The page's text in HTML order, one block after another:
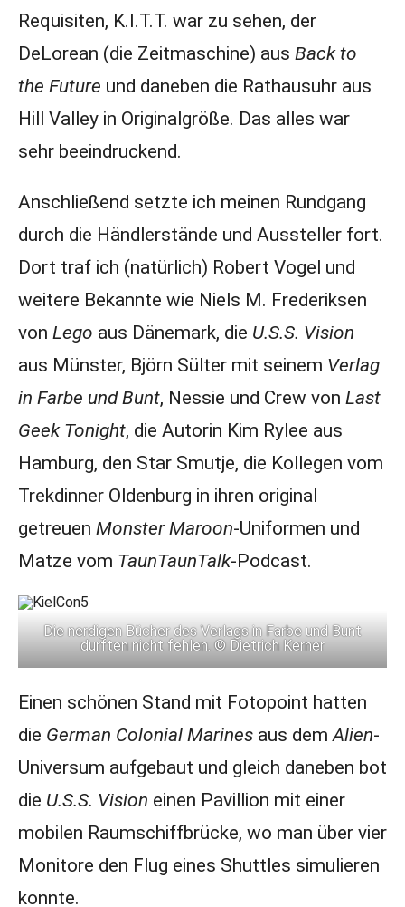
Requisiten, K.I.T.T. war zu sehen, der
DeLorean (die Zeitmaschine) aus Back to
the Future und daneben die Rathausuhr aus
Hill Valley in Originalgröße. Das alles war
sehr beeindruckend.
Anschließend setzte ich meinen Rundgang
durch die Händlerstände und Aussteller fort.
Dort traf ich (natürlich) Robert Vogel und
weitere Bekannte wie Niels M. Frederiksen
von Lego aus Dänemark, die U.S.S. Vision
aus Münster, Björn Sülter mit seinem Verlag
in Farbe und Bunt, Nessie und Crew von Last
Geek Tonight, die Autorin Kim Rylee aus
Hamburg, den Star Smutje, die Kollegen vom
Trekdinner Oldenburg in ihren original
getreuen Monster Maroon-Uniformen und
Matze vom TaunTaunTalk-Podcast.
Die nerdigen Bücher des Verlags in Farbe und Bunt
durften nicht fehlen. © Dietrich Kerner
Einen schönen Stand mit Fotopoint hatten
die German Colonial Marinesaus demAlien-
Universum aufgebaut und gleich daneben bot
die U.S.S. Vision einen Pavillion mit einer
mobilen Raumschiffbrücke, wo man über vier
Monitore den Flug eines Shuttles simulieren
konnte.